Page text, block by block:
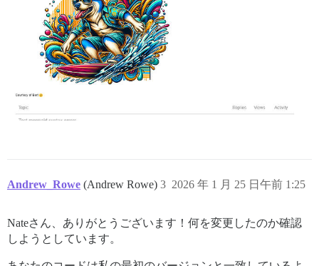
Andrew_Rowe (Andrew Rowe) 2026 年 1 月 25 日午前 1:25
3
Nateさん、ありがとうございます！何を変更したのか確認
しようとしています。